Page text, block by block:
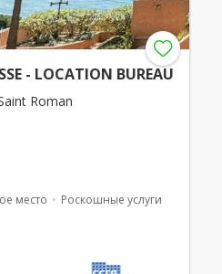
- LOCATION BUREAU
Roman
место Роскошные услуги